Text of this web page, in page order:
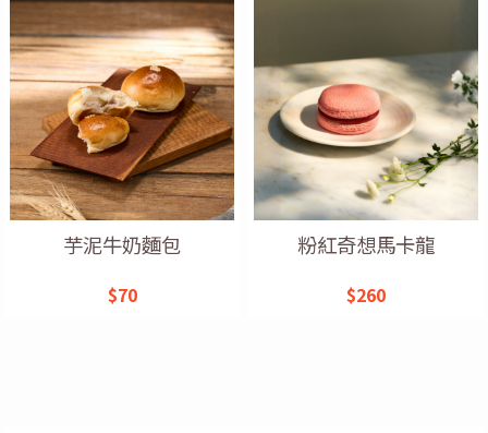
芋泥牛奶麵包
$70
粉紅奇想馬卡龍
$260